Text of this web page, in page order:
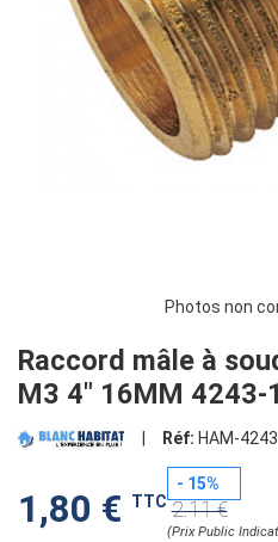
Photos non
Raccord mâle à
M3 4" 16MM 4243-
Réf: HAM-
1,80 € TTC
- 15%
2.11 €
(Prix Public